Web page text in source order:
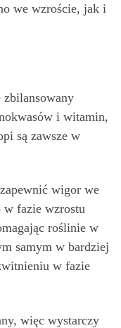
we wzroście, jak i
i witamin,
są zawsze w
wigor we
w fazie wzrostu
roślinie w
samym w bardziej
w fazie
więc wystarczy